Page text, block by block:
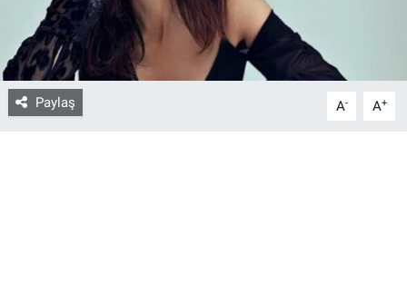
Paylaş A- A+
İletişim/Künye
Yaşam
Gözden Kaçmasın